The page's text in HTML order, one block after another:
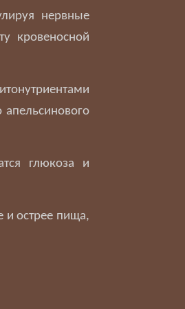
нервные
кровеносной
глюкоза и
и острее пища,